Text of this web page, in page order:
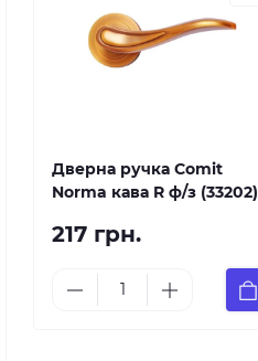
Дверна ручка Comit
Norma кава R ф/з (33202)
217 грн.